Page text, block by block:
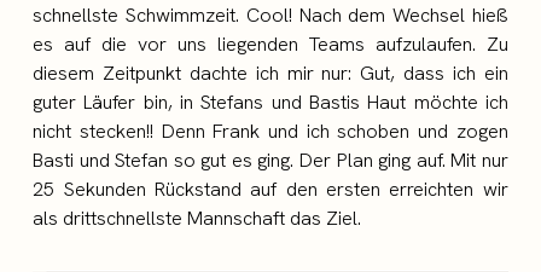
schnellste Schwimmzeit. Cool! Nach dem Wechsel hieß
es auf die vor uns liegenden Teams aufzulaufen. Zu
diesem Zeitpunkt dachte ich mir nur: Gut, dass ich ein
guter Läufer bin, in Stefans und Bastis Haut möchte ich
nicht stecken!! Denn Frank und ich schoben und zogen
Basti und Stefan so gut es ging. Der Plan ging auf. Mit nur
25 Sekunden Rückstand auf den ersten erreichten wir
als drittschnellste Mannschaft das Ziel.